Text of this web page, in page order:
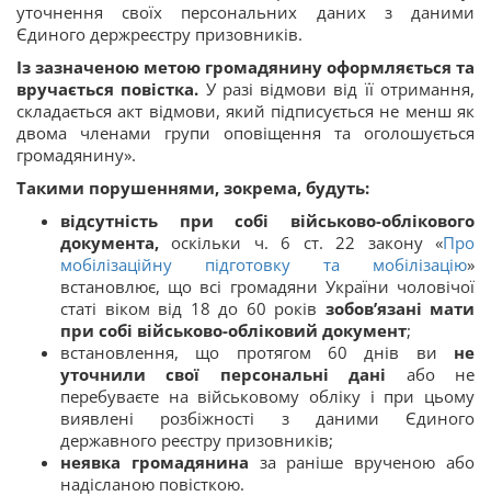
уточнення своїх персональних даних з даними
Єдиного держреєстру призовників.
Із зазначеною метою громадянину оформляється та
вручається повістка. У разі відмови від її отримання,
складається акт відмови, який підписується не менш як
двома членами групи оповіщення та оголошується
громадянину».
Такими порушеннями, зокрема, будуть:
відсутність при собі військово-облікового
документа,оскільки ч. 6 ст. 22 закону «Про
мобілізаційну підготовку та мобілізацію»
встановлює, що всі громадяни України чоловічої
статі віком від 18 до 60 років зобов’язані мати
при собі військово-обліковий документ;
встановлення, що протягом 60 днів ви не
уточнили свої персональні дані або не
перебуваєте на військовому обліку і при цьому
виявлені розбіжності з даними Єдиного
державного реєстру призовників;
неявка громадянина за раніше врученою або
надісланою повісткою.